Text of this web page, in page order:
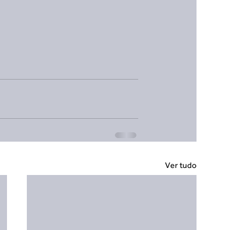
Ver tudo